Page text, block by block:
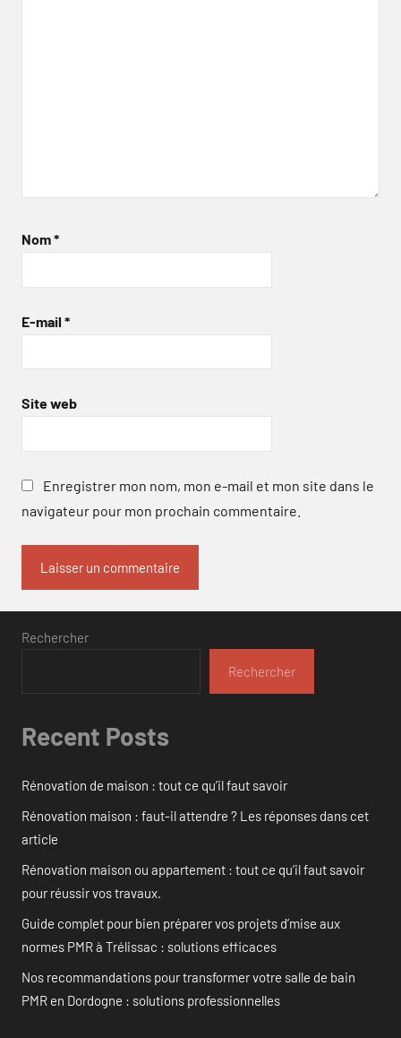
Nom*
E-mail *
Site web
Enregistrer mon nom, mon e-mail et mon site dans le
navigateur pour mon prochain commentaire.
Rechercher
Rechercher
Recent Posts
Rénovation de maison : tout ce qu’il faut savoir
Rénovation maison : faut-il attendre ? Les réponses dans cet
article
Rénovation maison ou appartement : tout ce qu’il faut savoir
pour réussir vos travaux.
Guide complet pour bien préparer vos projets d’mise aux
normes PMR à Trélissac : solutions efficaces
Nos recommandations pour transformer votre salle de bain
PMR en Dordogne : solutions professionnelles